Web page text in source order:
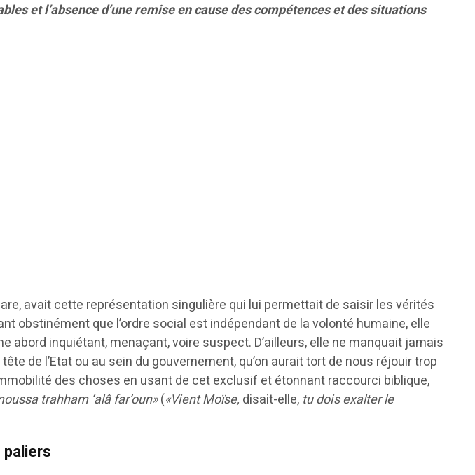
et l’absence d’une remise en cause des compétences et des situations
avait cette représentation singulière qui lui permettait de saisir les vérités
obstinément que l’ordre social est indépendant de la volonté humaine, elle
abord inquiétant, menaçant, voire suspect. D’ailleurs, elle ne manquait jamais
de l’Etat ou au sein du gouvernement, qu’on aurait tort de nous réjouir trop
des choses en usant de cet exclusif et étonnant raccourci biblique,
trahham ‘alâ far’oun»(«Vient Moïse, disait-elle, tu dois exalter le